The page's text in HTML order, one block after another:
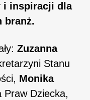
i inspiracji dla
branż.
Zuzanna
Stanu
Monika
Praw Dziecka,